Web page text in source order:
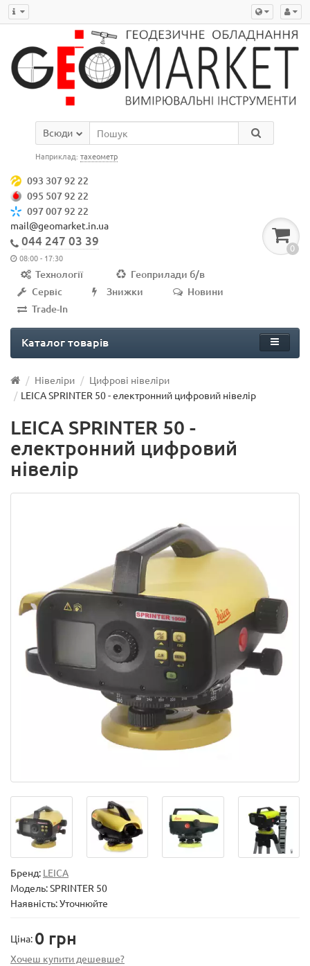
Всюди
Наприклад:тахеометр
093 307 92 22
095 507 92 22
097 007 92 22
mail@geomarket.in.ua
044 247 03 39
08:00 - 17:30
0
Технології
Геоприлади б/в
Сервіс
Знижки
Новини
Trade-In
Каталог товарів
Нівеліри
Цифрові нівеліри
LEICA SPRINTER 50 - електронний цифровий нівелір
LEICA SPRINTER 50 -
електронний цифровий
нівелір
Бренд: LEICA
Модель:SPRINTER 50
Наявність: Уточнюйте
Ціна: 0 грн
Хочеш купити дешевше?